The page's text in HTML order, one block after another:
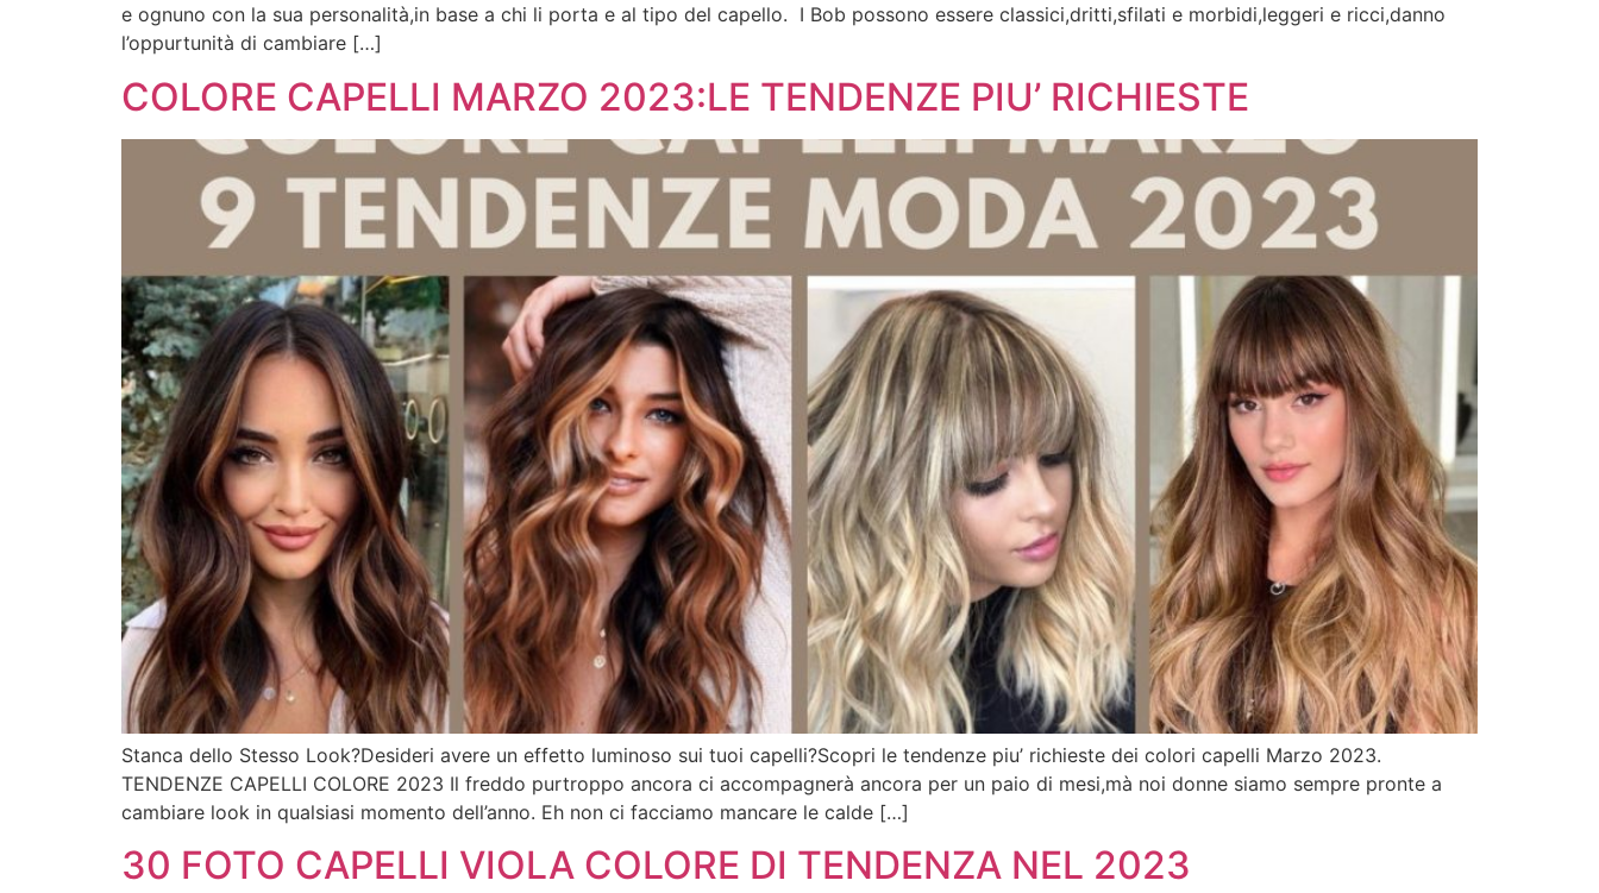
e ognuno con la sua personalità,in base a chi li porta e al tipo del capello. I Bob possono essere classici,dritti,sfilati e morbidi,leggeri e ricci,danno
l’oppurtunità di cambiare […]
COLORE CAPELLI MARZO 2023:LE TENDENZE PIU’ RICHIESTE
Stanca dello Stesso Look?Desideri avere un effetto luminoso sui tuoi capelli?Scopri le tendenze piu’ richieste dei colori capelli Marzo 2023.
TENDENZE CAPELLI COLORE 2023 Il freddo purtroppo ancora ci accompagnerà ancora per un paio di mesi,mà noi donne siamo sempre pronte a
cambiare look in qualsiasi momento dell’anno. Eh non ci facciamo mancare le calde […]
30 FOTO CAPELLI VIOLA COLORE DI TENDENZA NEL 2023